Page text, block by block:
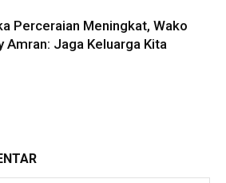
Perceraian Meningkat, Wako
Amran: Jaga Keluarga Kita